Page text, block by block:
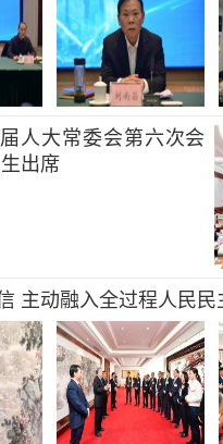
人大常委会第六次会
出席
主动融入全过程人民民